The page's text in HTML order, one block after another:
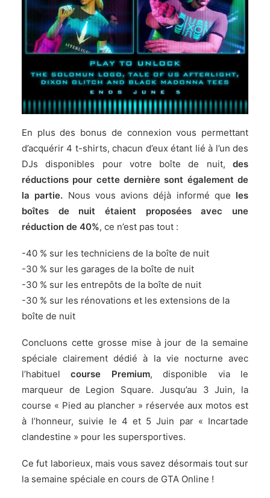
En plus des bonus de connexion vous permettant
d’acquérir 4 t-shirts, chacun d’eux étant lié à l’un des
DJs disponibles pour votre boîte de nuit, des
réductions pour cette dernière sont également de
la partie. Nous vous avions déjà informé que les
boîtes de nuit étaient proposées avec une
réduction de 40%, ce n’est pas tout :
-40 % sur les techniciens de la boîte de nuit
-30 % sur les garages de la boîte de nuit
-30 % sur les entrepôts de la boîte de nuit
-30 % sur les rénovations et les extensions de la
boîte de nuit
Concluons cette grosse mise à jour de la semaine
spéciale clairement dédié à la vie nocturne avec
l’habituelcourse Premium, disponible via le
marqueur de Legion Square. Jusqu’au 3 Juin, la
course « Pied au plancher » réservée aux motos est
à l’honneur, suivie le 4 et 5 Juin par « Incartade
clandestine » pour les supersportives.
Ce fut laborieux, mais vous savez désormais tout sur
la semaine spéciale en cours de GTA Online !